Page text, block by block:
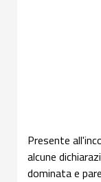
Presente
alcune
dominata e